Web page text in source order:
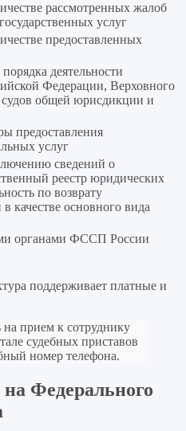
рассмотренных жалоб
услуг
предоставленных
деятельности
Федерации, Верховного
общей юрисдикции и
предоставления
услуг
сведений о
реестр юридических
по возврату
качестве основного вида
органами ФССП России
поддерживает платные и
на прием к сотруднику
судебных приставов
номер телефона.
Федерального